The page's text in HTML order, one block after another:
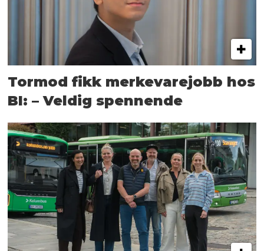
Tormod fikk merkevarejobb hos
BI: – Veldig spennende